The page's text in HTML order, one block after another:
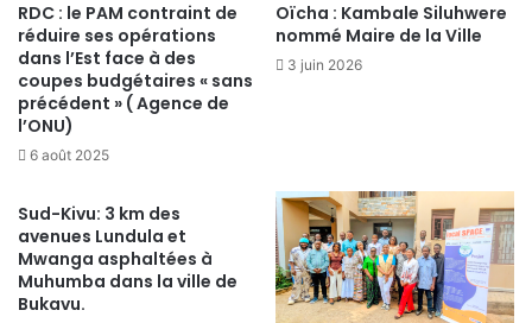
RDC : le PAM contraint de
réduire ses opérations
dans l’Est face à des
coupes budgétaires « sans
précédent » ( Agence de
l’ONU)
6 août 2025
Oïcha : Kambale Siluhwere
nommé Maire de la Ville
3 juin 2026
Sud-Kivu: 3 km des
avenues Lundula et
Mwanga asphaltées à
Muhumba dans la ville de
Bukavu.